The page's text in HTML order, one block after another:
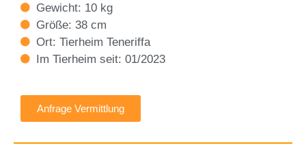
Gewicht: 10 kg
Größe: 38 cm
Ort: Tierheim Teneriffa
Im Tierheim seit: 01/2023
Anfrage Vermittlung